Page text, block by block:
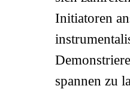
Initiatoren
spannen zu